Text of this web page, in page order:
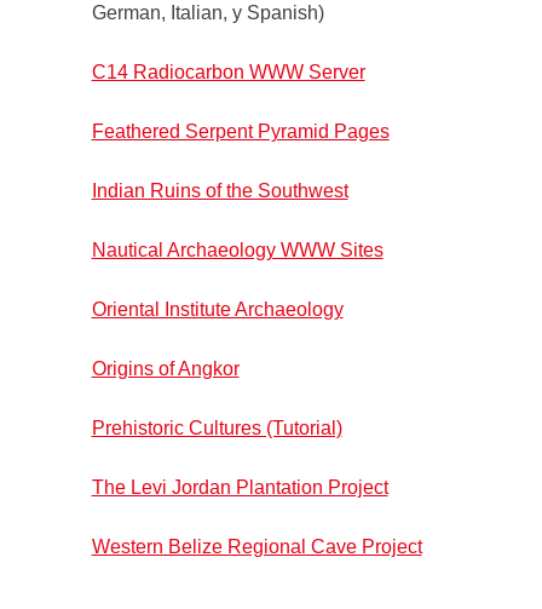
German, Italian, y Spanish)
C14 Radiocarbon WWW Server
Feathered Serpent Pyramid Pages
Indian Ruins of the Southwest
Nautical Archaeology WWW Sites
Oriental Institute Archaeology
Origins of Angkor
Prehistoric Cultures (Tutorial)
The Levi Jordan Plantation Project
Western Belize Regional Cave Project